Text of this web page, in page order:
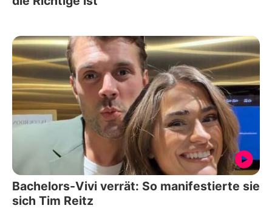
Bachelors-Vivi verrät: So manifestierte sie
sich Tim Reitz